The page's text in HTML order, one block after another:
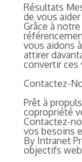
Résultats
de vous
Grâce à
vous aidons
attirer
convertir ces
Contactez-
Prêt à
copropriété
Contactez-
vos besoins
By Intranet
objectifs